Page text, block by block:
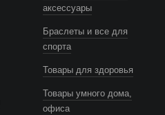
аксессуары
Браслеты и все для
спорта
Товары для здоровья
Товары умного дома,
офиса